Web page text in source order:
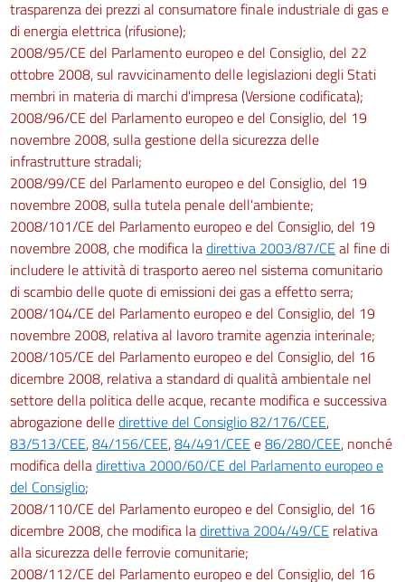
trasparenza dei prezzi al consumatore finale industriale di gas e
di energia elettrica (rifusione);
2008/95/CE del Parlamento europeo e del Consiglio, del 22
ottobre 2008, sul ravvicinamento delle legislazioni degli Stati
membri in materia di marchi d'impresa (Versione codificata);
2008/96/CE del Parlamento europeo e del Consiglio, del 19
novembre 2008, sulla gestione della sicurezza delle
infrastrutture stradali;
2008/99/CE del Parlamento europeo e del Consiglio, del 19
novembre 2008, sulla tutela penale dell'ambiente;
2008/101/CE del Parlamento europeo e del Consiglio, del 19
novembre 2008, che modifica ladirettiva 2003/87/CE al fine di
includere le attività di trasporto aereo nel sistema comunitario
di scambio delle quote di emissioni dei gas a effetto serra;
2008/104/CE del Parlamento europeo e del Consiglio, del 19
novembre 2008, relativa al lavoro tramite agenzia interinale;
2008/105/CE del Parlamento europeo e del Consiglio, del 16
dicembre 2008, relativa a standard di qualità ambientale nel
settore della politica delle acque, recante modifica e successiva
abrogazione delledirettive del Consiglio 82/176/CEE,
83/513/CEE,84/156/CEE,84/491/CEE e86/280/CEE, nonché
modifica delladirettiva 2000/60/CE del Parlamento europeo e
del Consiglio;
2008/110/CE del Parlamento europeo e del Consiglio, del 16
dicembre 2008, che modifica ladirettiva 2004/49/CE relativa
alla sicurezza delle ferrovie comunitarie;
2008/112/CE del Parlamento europeo e del Consiglio, del 16